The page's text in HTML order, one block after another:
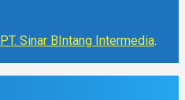
PT. Sinar BIntang Intermedia.